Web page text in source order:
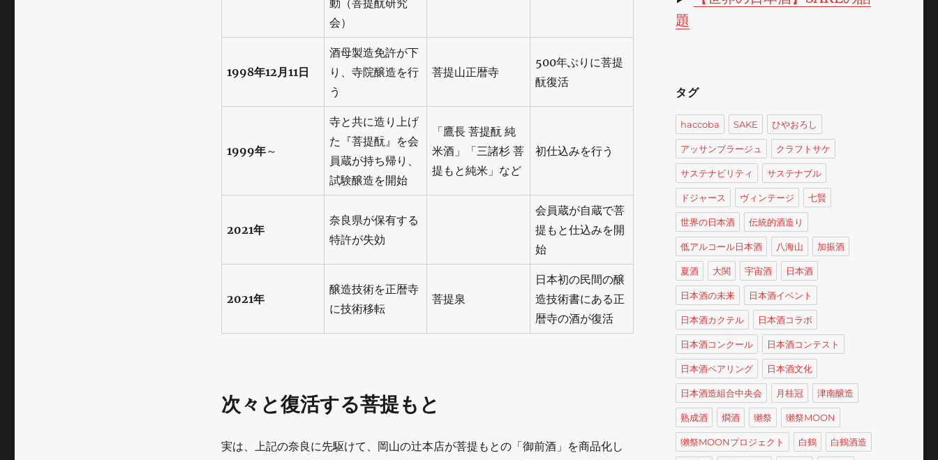
動（菩提酛研究
会）
1998年12月11日
酒母製造免許が下
り、寺院醸造を行
う
菩提山正暦寺
500年ぶりに菩提
酛復活
1999年～
寺と共に造り上げ
た『菩提酛』を会
員蔵が持ち帰り、
試験醸造を開始
「鷹長 菩提酛 純
米酒」「三諸杉 菩
提もと純米」など
初仕込みを行う
2021年
奈良県が保有する
特許が失効
会員蔵が自蔵で菩
提もと仕込みを開
始
2021年
醸造技術を正暦寺
に技術移転
菩提泉
日本初の民間の醸
造技術書にある正
暦寺の酒が復活
次々と復活する菩提もと
実は、上記の奈良に先駆けて、岡山の辻本店が菩提もとの「御前酒」を商品化し
題
タグ
haccoba SAKE ひやおろし
アッサンブラージュ クラフトサケ
サステナビリティ サステナブル
ドジャース ヴィンテージ 七賢
世界の日本酒 伝統的酒造り
低アルコール日本酒 八海山 加振酒
夏酒 大関 宇宙酒 日本酒
日本酒の未来 日本酒イベント
日本酒カクテル 日本酒コラボ
日本酒コンクール 日本酒コンテスト
日本酒ペアリング 日本酒文化
日本酒造組合中央会 月桂冠 津南醸造
熟成酒 燗酒 獺祭 獺祭MOON
獺祭MOONプロジェクト 白鶴 白鶴酒造